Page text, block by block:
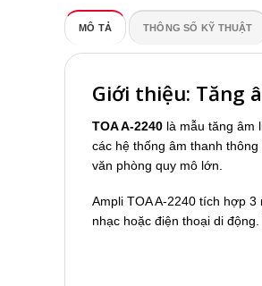
MÔ TẢ THÔNG SỐ KỸ THUẬT
Giới thiệu: Tăng
TOA A-2240 là mẫu tăng âm
các hệ thống âm thanh
văn phòng quy mô lớn.
Ampli TOA A-2240 tích hợp
nhạc hoặc điện thoại di